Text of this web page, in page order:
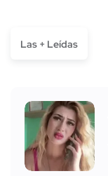
Las + Leídas